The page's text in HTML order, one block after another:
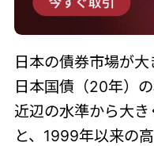
日本の債券市場が大
日本国債（20年）
近辺の水準から大
と、1999年以来の